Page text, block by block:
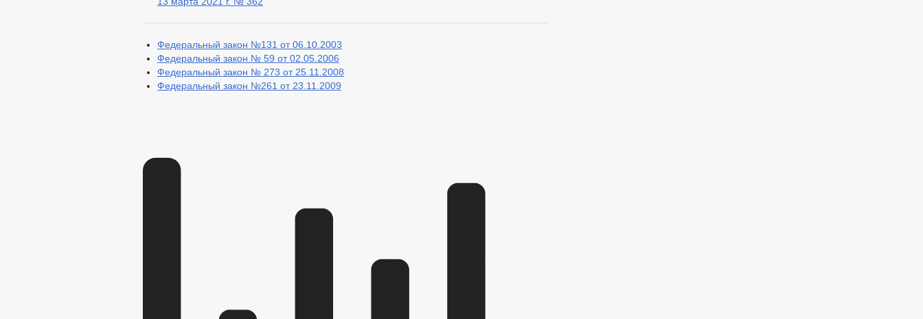
Федеральный закон №131 от 06.10.2003
Федеральный закон № 59 от 02.05.2006
Федеральный закон № 273 от 25.11.2008
Федеральный закон №261 от 23.11.2009